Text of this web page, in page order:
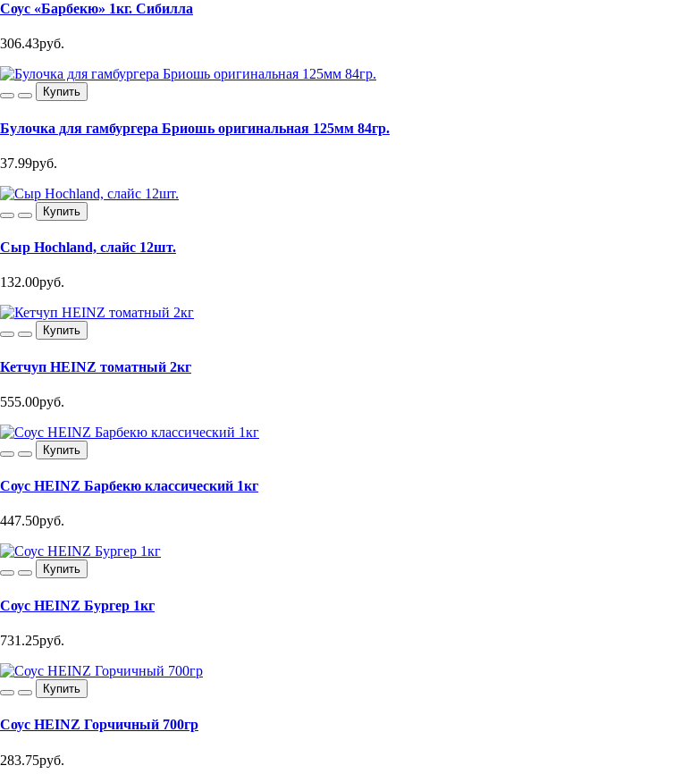
Соус «Барбекю» 1кг. Сибилла
306.43руб.
Купить
Булочка для гамбургера Бриошь оригинальная 125мм 84гр.
37.99руб.
Купить
Сыр Hochland, слайс 12шт.
132.00руб.
Купить
Кетчуп HEINZ томатный 2кг
555.00руб.
Купить
Соус HEINZ Барбекю классический 1кг
447.50руб.
Купить
Соус HEINZ Бургер 1кг
731.25руб.
Купить
Соус HEINZ Горчичный 700гр
283.75руб.